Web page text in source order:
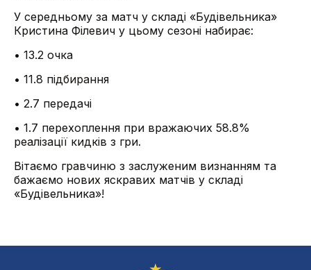
У середньому за матч у складі «Будівельника»
Кристина Філевич у цьому сезоні набирає:
• 13.2 очка
• 11.8 підбирання
• 2.7 передачі
• 1.7 перехоплення при вражаючих 58.8%
реалізації кидків з гри.
Вітаємо гравчиню з заслуженим визнанням та
бажаємо нових яскравих матчів у складі
«Будівельника»!